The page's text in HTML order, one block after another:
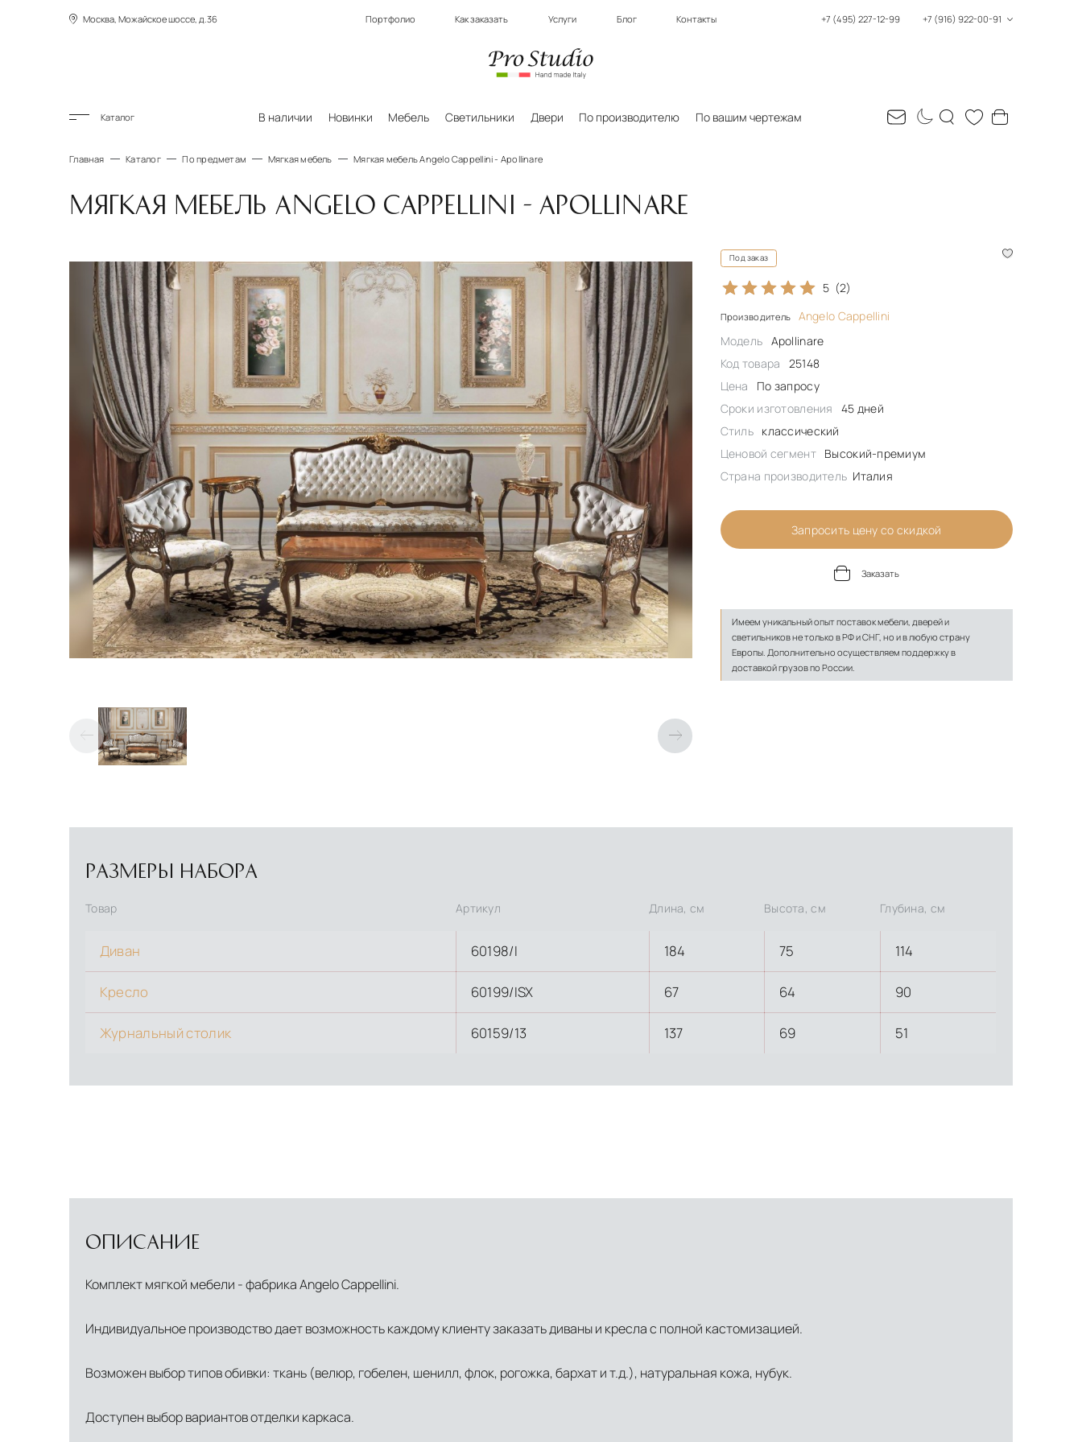
Москва, Можайское шоссе, д.36 Портфолио Как заказать Услуги Блог Контакты +7 (495) 227-12-99 +7 (916) 922-00-91
Каталог В наличии Новинки Мебель Светильники Двери По производителю По вашим чертежам
Главная Каталог По предметам Мягкая мебель Мягкая мебель Angelo Cappellini - Apollinare
МЯГКАЯ МЕБЕЛЬ ANGELO CAPPELLINI - APOLLINARE
Под заказ
5 (2)
Производитель
Angelo Cappellini
Модель Apollinare
Код товара
25148
Цена
По запросу
Сроки изготовления
45 дней
Стиль классический
Ценовой сегмент Высокий-премиум
Страна производитель Италия
Запросить цену со скидкой
Заказать
Имеем уникальный опыт поставок мебели, дверей и
светильников не только в РФ и СНГ, но и в любую страну
Европы. Дополнительно осуществляем поддержку в
доставкой грузов по России.
РАЗМЕРЫ НАБОРА
Товар Артикул Длина, см Высота, см Глубина, см
Диван 60198/I 184 75 114
Кресло 60199/ISX 67 64 90
Журнальный столик 60159/13 137 69 51
ОПИСАНИЕ
Комплект мягкой мебели - фабрика Angelo Cappellini.
Индивидуальное производство дает возможность каждому клиенту заказать диваны и кресла с полной кастомизацией.
Возможен выбор типов обивки: ткань (велюр, гобелен, шенилл, флок, рогожка, бархат и т.д.), натуральная кожа, нубук.
Доступен выбор вариантов отделки каркаса.